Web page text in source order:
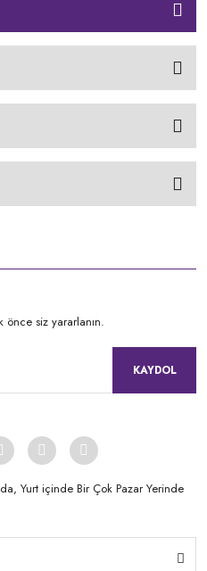
siz yararlanın.
KAYDOL
Yurt içinde Bir Çok Pazar Yerinde